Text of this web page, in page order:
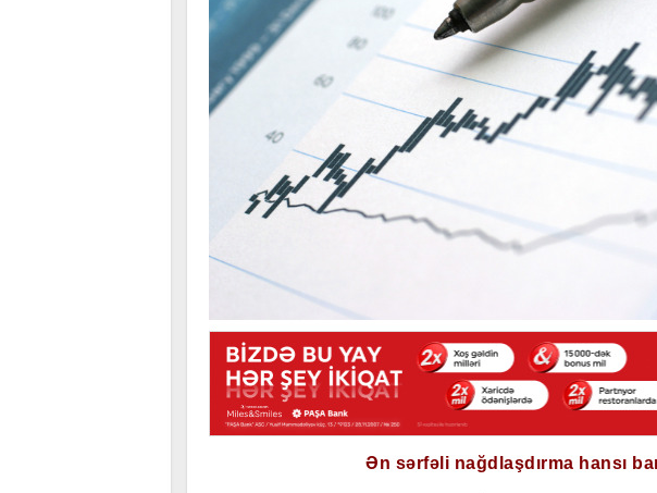
Ən sərfəli nağdlaşdırma hansı